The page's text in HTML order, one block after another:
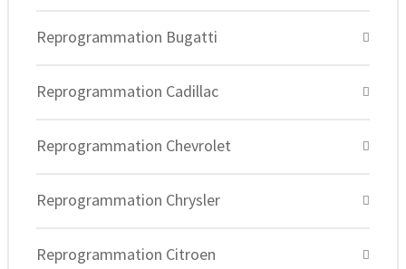
Reprogrammation Bugatti
Reprogrammation Cadillac
Reprogrammation Chevrolet
Reprogrammation Chrysler
Reprogrammation Citroen